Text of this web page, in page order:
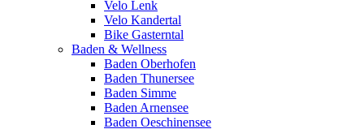
Velo Lenk
Velo Kandertal
Bike Gasterntal
Baden & Wellness
Baden Oberhofen
Baden Thunersee
Baden Simme
Baden Arnensee
Baden Oeschinensee